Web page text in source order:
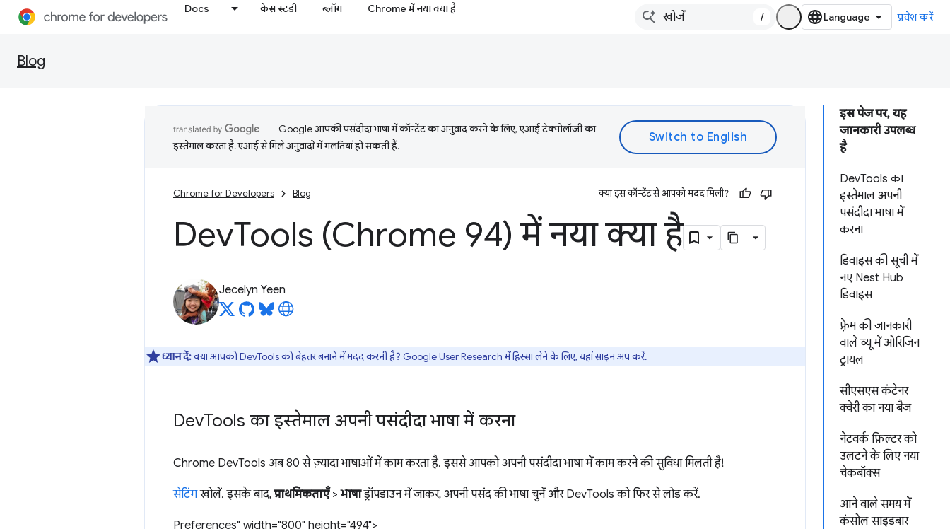
Docs केस स्टडी ब्लॉग Chrome में नया क्या है
/ प्रवेश करें
Blog
इस पेज पर, यह
जानकारी उपलब्ध
है
DevTools का
इस्तेमाल अपनी
पसंदीदा भाषा में
करना
डिवाइस की सूची में
नए Nest Hub
डिवाइस
फ़्रेम की जानकारी
वाले व्यू में ओरिजिन
ट्रायल
सीएसएस कंटेनर
क्वेरी का नया बैज
नेटवर्क फ़िल्टर को
उलटने के लिए नया
चेकबॉक्स
आने वाले समय में
कंसोल साइडबार
Google आपकी पसंदीदा भाषा में कॉन्टेंट का अनुवाद करने के लिए, एआई टेक्नोलॉजी का
इस्तेमाल करता है. एआई से मिले अनुवादों में गलतियां हो सकती हैं.
Chrome for Developers Blog क्या इस कॉन्टेंट से आपको मदद मिली?
DevTools (Chrome 94) में नया क्या है
Jecelyn Yeen
ध्यान दें:क्या आपको DevTools को बेहतर बनाने में मदद करनी है? Google User Research में हिस्सा लेने के लिए, यहांसाइन अप करें.
DevTools का इस्तेमाल अपनी पसंदीदा भाषा में करना
Chrome DevTools अब 80 से ज़्यादा भाषाओं में काम करता है. इससे आपको अपनी पसंदीदा भाषा में काम करने की सुविधा मिलती है!
सेटिंगखोलें. इसके बाद,प्राथमिकताएँ>भाषाड्रॉपडाउन में जाकर, अपनी पसंद की भाषा चुनें और DevTools को फिर से लोड करें.
Preferences" width="800" height="494">